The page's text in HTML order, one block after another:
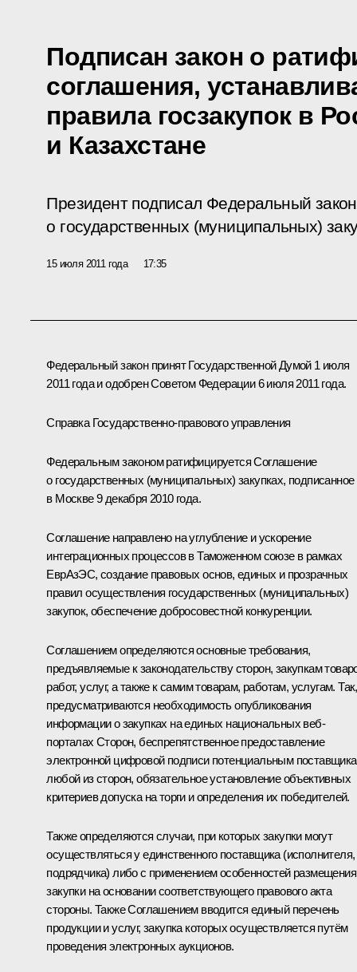
Подписан закон о
соглашения,
правила госзакупок в
и Казахстане
Президент подписал Федеральный
о государственных (муниципальных)
15 июля 2011 года 17:35
Федеральный закон принят Государственной Думой 1 июля
2011 года и одобрен Советом Федерации 6 июля 2011 года.
Справка Государственно-правового управления
Федеральным законом ратифицируется Соглашение
о государственных (муниципальных) закупках, подписанное
в Москве 9 декабря 2010 года.
Соглашение направлено на углубление и ускорение
интеграционных процессов вТаможенном союзев рамках
ЕврАзЭС, создание правовых основ, единых и прозрачных
правил осуществления государственных (муниципальных)
закупок, обеспечение добросовестной конкуренции.
Соглашением определяются основные требования,
предъявляемые к законодательству сторон, закупкам
работ, услуг, а также к самим товарам, работам, услугам. Так,
предусматриваются необходимость опубликования
информации о закупках на единых национальных веб-
порталах Сторон, беспрепятственное предоставление
электронной цифровой подписи потенциальным
любой из сторон, обязательное установление объективных
критериев допуска на торги и определения их победителей.
Также определяются случаи, при которых закупки могут
осуществляться у единственного поставщика (исполнителя,
подрядчика) либо с применением особенностей размещения
закупки на основании соответствующего правового акта
стороны. Также Соглашением вводится единый перечень
продукции и услуг, закупка которых осуществляется путём
проведения электронных аукционов.